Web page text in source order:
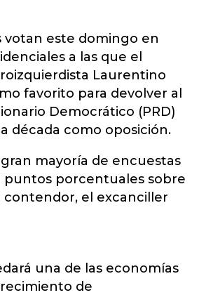
votan este domingo en
a las que el
Laurentino
favorito para devolver al
Democrático (PRD)
década como oposición.
mayoría de encuestas
puntos porcentuales sobre
contendor, el excanciller
una de las economías
de